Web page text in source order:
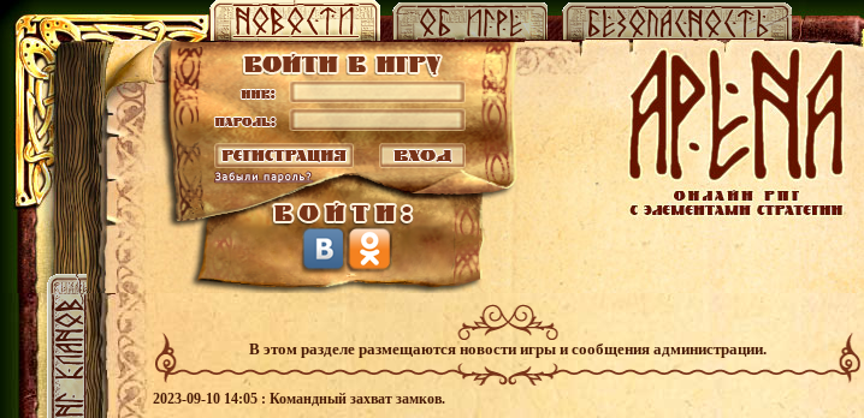
В этом разделе размещаются новости игры и сообщения администрации.
2023-09-10 14:05 : Командный захват замков.